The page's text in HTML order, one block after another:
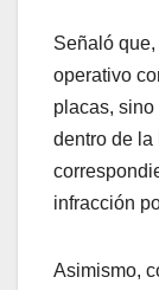
Señaló
operativo
placas,
dentro de la
infracción
Asimismo,